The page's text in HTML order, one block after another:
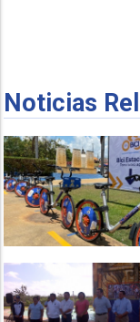
Noticias